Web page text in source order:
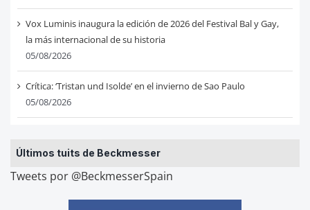
Vox Luminis inaugura la edición de 2026 del Festival Bal y Gay,
la más internacional de su historia
05/08/2026
Crítica: ‘Tristan und Isolde’ en el invierno de Sao Paulo
05/08/2026
Últimos tuits de Beckmesser
Tweets por @BeckmesserSpain